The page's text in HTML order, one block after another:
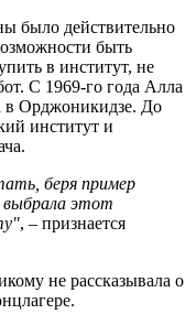
было действительно
быть
в институт, не
С 1969-го года Алла
в Орджоникидзе. До
институт и
беря пример
этот
, – признается
не рассказывала о